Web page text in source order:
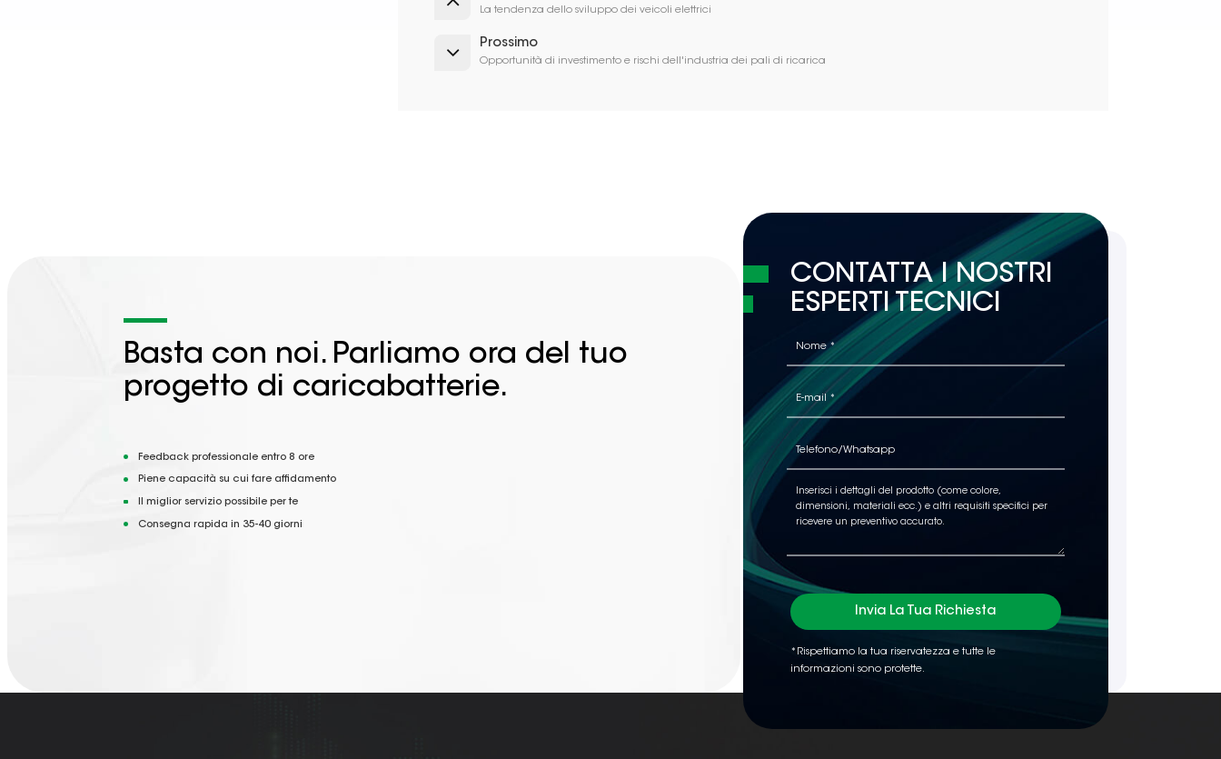
La tendenza dello sviluppo dei veicoli elettrici
Prossimo
Opportunità di investimento e rischi dell'industria dei pali di ricarica
Basta con noi. Parliamo ora del tuo
progetto di caricabatterie.
Feedback professionale entro 8 ore
Piene capacità su cui fare affidamento
Il miglior servizio possibile per te
Consegna rapida in 35-40 giorni
CONTATTA I NOSTRI
ESPERTI TECNICI
Invia La Tua Richiesta
*Rispettiamo la tua riservatezza e tutte le
informazioni sono protette.